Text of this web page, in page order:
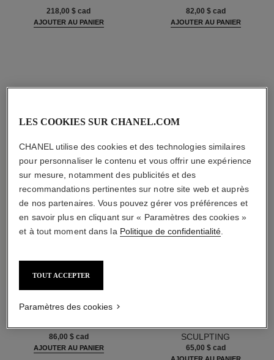
218,00 $ cad
AJOUTER AU PANIER
82,00 $ cad
AJOUTER AU PANIER
la crème main
Réf. 133850
86,00 $ cad
AJOUTER AU PANIER
Réf. 169060
SCULPTING
65,00 $ cad
LES COOKIES SUR CHANEL.COM
CHANEL utilise des cookies et des technologies similaires
pour personnaliser le contenu et vous offrir une expérience
sur mesure, notamment des publicités et des
recommandations pertinentes sur notre site web et auprès
de nos partenaires. Vous pouvez gérer vos préférences et
en savoir plus en cliquant sur « Paramètres des cookies »
et à tout moment dans la Politique de confidentialité.
TOUT ACCEPTER
Paramètres des cookies